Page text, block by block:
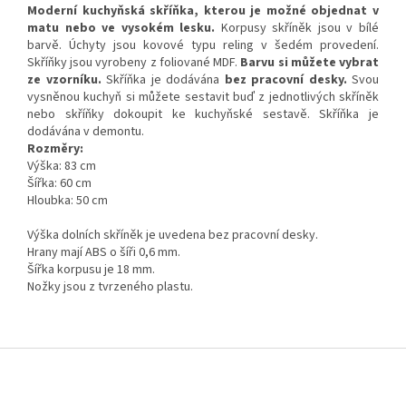
Moderní kuchyňská skříňka, kterou je možné objednat v
matu nebo ve vysokém lesku. Korpusy skříněk jsou v bílé
barvě. Úchyty jsou kovové typu reling v šedém provedení.
Skříňky jsou vyrobeny z foliované MDF. Barvu si můžete vybrat
ze vzorníku. Skříňka je dodávána bez pracovní desky. Svou
vysněnou kuchyň si můžete sestavit buď z jednotlivých skříněk
nebo skříňky dokoupit ke kuchyňské sestavě. Skříňka je
dodávána v demontu.
Rozměry:
Výška: 83 cm
Šířka: 60 cm
Hloubka: 50 cm
Výška dolních skříněk je uvedena bez pracovní desky.
Hrany mají ABS o šíři 0,6 mm.
Šířka korpusu je 18 mm.
Nožky jsou z tvrzeného plastu.